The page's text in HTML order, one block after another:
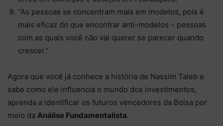
“As pessoas se concentram mais em modelos, pois é
mais eficaz do que encontrar anti-modelos – pessoas
com as quais você não vai querer se parecer quando
crescer.”
Agora que você já conhece a história de Nassim Taleb e
sabe como ele influencia o mundo dos investimentos,
aprenda a identificar os futuros vencedores da Bolsa por
meio da Análise Fundamentalista.